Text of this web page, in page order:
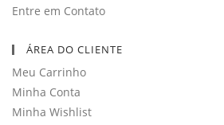
Entre em Contato
ÁREA DO CLIENTE
Meu Carrinho
Minha Conta
Minha Wishlist